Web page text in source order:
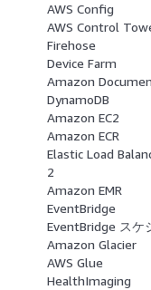
AWS Config
AWS Control
Firehose
Device Farm
Amazon
DynamoDB
Amazon EC2
Amazon ECR
Elastic Load
2
Amazon EMR
EventBridge
EventBridge スケ
Amazon Glacier
AWS Glue
HealthImaging